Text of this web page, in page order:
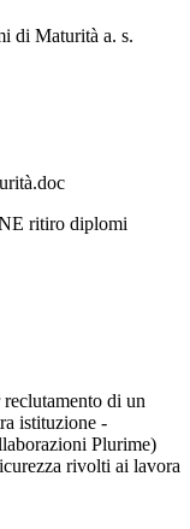
di Maturità a. s.
ritiro diplomi
di un
istituzione -
Plurime)
rivolti ai lavora